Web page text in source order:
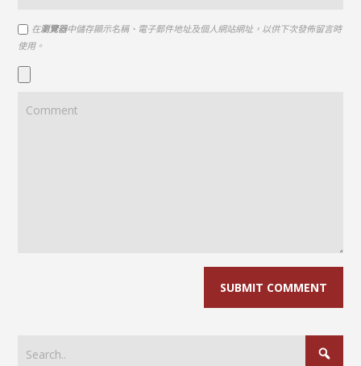
在瀏覽器中儲存顯示名稱、電子郵件地址及個人網站網址，以供下次發佈留言時
使用。